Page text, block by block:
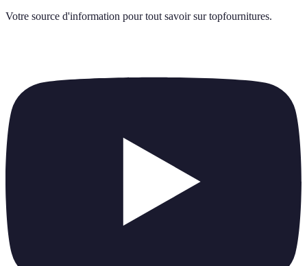
Votre source d'information pour tout savoir sur topfournitures.